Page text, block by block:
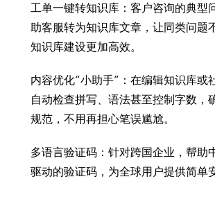
工单一键转知识库：客户咨询的典型
助客服转为知识库文章，让同类问题
知识库建设更加高效。
内容优化“小助手”：在编辑知识库或
自动检查拼写、语法甚至控制字数，
规范，不用再担心笔误尴尬。
多语言验证码：针对跨国企业，帮助
驱动的验证码，为全球用户提供简单